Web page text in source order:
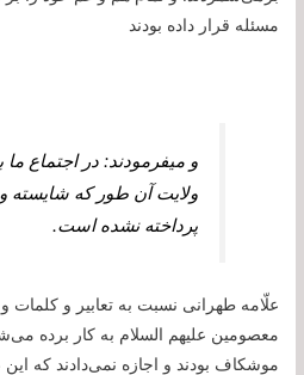
مسئله قرار داده بودند
و می‏فرمودند: در اجتماع
ولايت آن طور كه شايسته و
پرداخته نشده است.
علّامه طهرانى نسبت به تعابير و
معصومين علیهم السلام به كار برده
موشكاف بودند و اجازه نمی‌دادند كه اين